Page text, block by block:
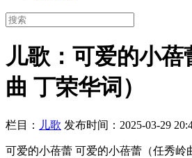
儿歌：可爱的小蓓
曲 丁荣华词）
栏目： 儿歌 发布时间：2025-03-29
可爱的小蓓蕾 可爱的小蓓蕾（任秀岭